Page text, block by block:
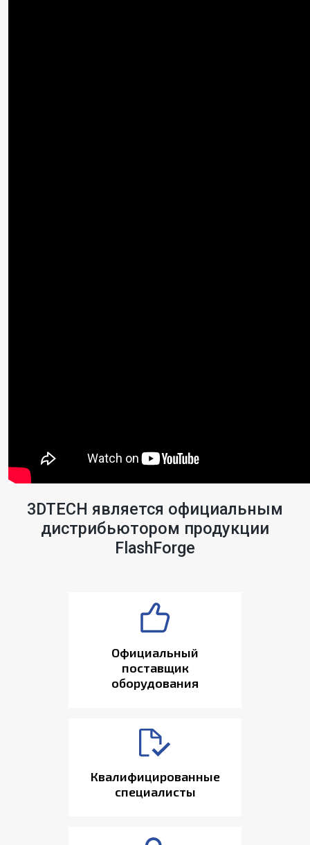
3DTECH является официальным
дистрибьютором продукции
FlashForge
Официальный
поставщик
оборудования
Квалифицированные
специалисты